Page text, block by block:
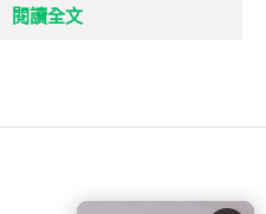
閱讀全文